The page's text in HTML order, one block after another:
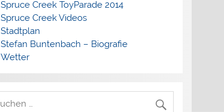
Spruce Creek ToyParade 2014
Spruce Creek Videos
Stadtplan
Stefan Buntenbach – Biografie
Wetter